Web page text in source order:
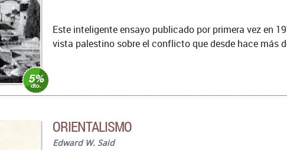
Este inteligente ensayo publicado por primera vez en
vista palestino sobre el conflicto que desde hace más
ORIENTALISMO
Edward W. Said